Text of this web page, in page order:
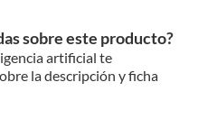
sobre este producto?
artificial te
la descripción y ficha